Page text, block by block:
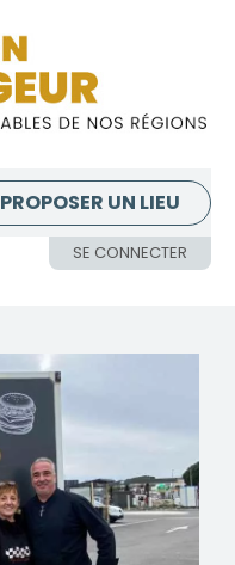
SE CONNECTER
PROPOSER UN LIEU